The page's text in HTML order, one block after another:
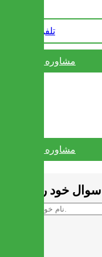
تلفن فروش
مشاوره واتس آپ
مشاوره واتس آپ
سوال خود را بپرسید